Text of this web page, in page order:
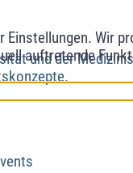
Wir
auftretende
und der